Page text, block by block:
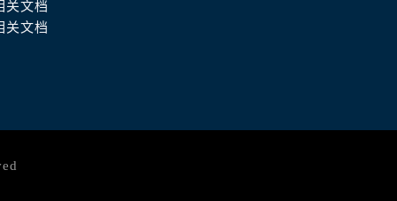
关文档
关文档